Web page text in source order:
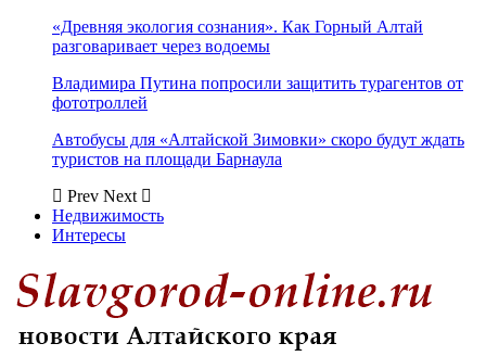
«Древняя экология сознания». Как Горный Алтай
разговаривает через водоемы
Владимира Путина попросили защитить турагентов от
фототроллей
Автобусы для «Алтайской Зимовки» скоро будут ждать
туристов на площади Барнаула
Prev Next
Недвижимость
Интересы